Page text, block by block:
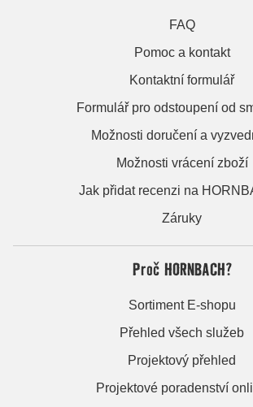
FAQ
Pomoc a kontakt
Kontaktní formulář
Formulář pro odstoupení od
Možnosti doručení a
Možnosti vrácení zboží
Jak přidat recenzi na
Záruky
Proč HORNBACH?
Sortiment E-shopu
Přehled všech služeb
Projektový přehled
Projektové poradenství